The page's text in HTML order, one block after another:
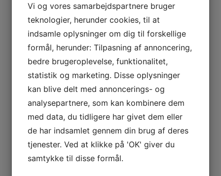
Ryg
Diskusprolaps
Facetledssyndrom
Ischiasnerven
Morbus Bechterew
Rygsmerter/Hekseskud/Hold i ryggen
Scheuermann
Scoliose
Spinalstenose
Spondylose
Muskler, Led og Organer
Allergi
Bindevæv
Blærebetændelse
Fordøjelsesproblemer
Vi og vores samarbejdspartnere bruger
teknologier, herunder cookies, til at
indsamle oplysninger om dig til forskellige
formål, herunder: Tilpasning af annoncering,
bedre brugeroplevelse, funktionalitet,
statistik og marketing. Disse oplysninger
kan blive delt med annoncerings- og
analysepartnere, som kan kombinere dem
med data, du tidligere har givet dem eller
de har indsamlet gennem din brug af deres
tjenester. Ved at klikke på 'OK' giver du
samtykke til disse formål.